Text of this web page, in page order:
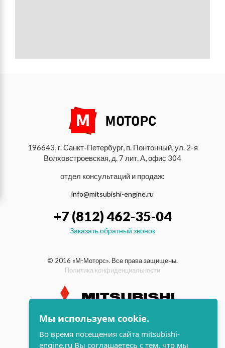
196643, г. Санкт-Петербург, п. Понтонный, ул. 2-я
Волховстроевская, д. 7 лит. А, офис 304
отдел консультаций и продаж:
info@mitsubishi-engine.ru
+7 (812) 462-35-04
Заказать обратный звонок
© 2016 «М-Моторс». Все права защищены.
Политика конфиденциальности
индустриальные и морские
дизельные двигатели Mitsubishi
Мы используем cookie.
Во время посещения сайта mitsubishi-
engine.ru Вы соглашаетесь с тем, что мы